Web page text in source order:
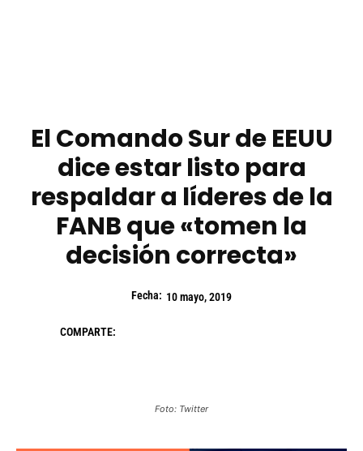
El Comando Sur de EEUU
dice estar listo para
respaldar a líderes de la
FANB que «tomen la
decisión correcta»
Fecha: 10 mayo, 2019
COMPARTE:
Foto: Twitter